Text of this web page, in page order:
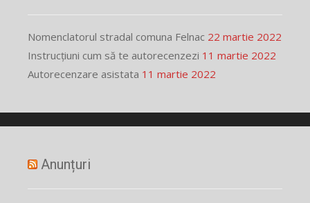
Nomenclatorul stradal comuna Felnac 22 martie 2022
Instrucțiuni cum să te autorecenzezi 11 martie 2022
Autorecenzare asistata 11 martie 2022
Anunțuri